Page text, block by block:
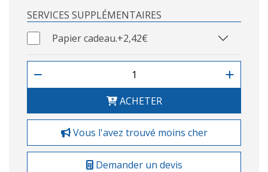
SERVICES SUPPLÉMENTAIRES
Papier cadeau.+2,42€
ACHETER
Vous l'avez trouvé moins cher
Demander un devis